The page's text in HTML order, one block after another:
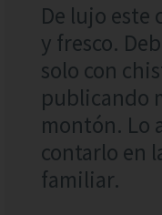
De lujo este
y fresco.
solo con
publicando
montón. Lo
contarlo en
familiar.